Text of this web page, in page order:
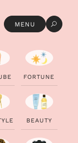
MENU
B E FORTU N E
YLE B EAUTY